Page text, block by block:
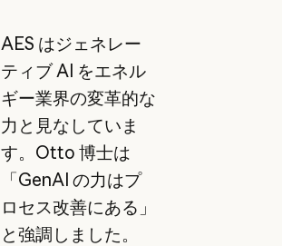
AES はジェネレー
ティブ AI をエネル
ギー業界の変革的な
力と見なしていま
す。Otto 博士は
「GenAI の力はプ
ロセス改善にある」
と強調しました。